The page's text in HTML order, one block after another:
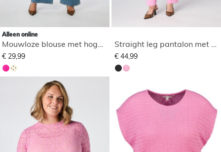
Alleen online
€ 29,99 € 44,99